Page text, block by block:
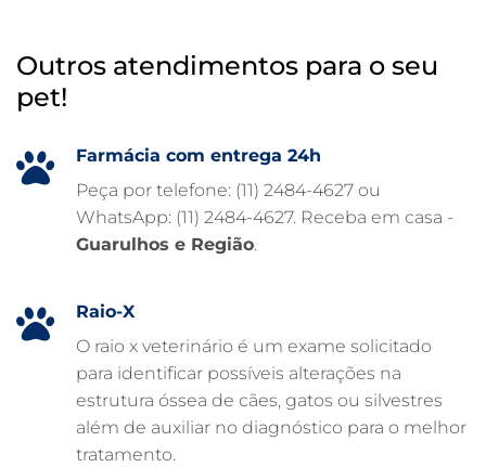
HOSPITAL VETERINÁRIO 24 HORAS
HOSPITAL VETERINÁRIO
FISIOTERAPIA VETERINÁRIA
FARMÁCIA VETERINÁRIA 24H
EMERGÊNCIA VETERINÁRIA
EMERGÊNCIA PARA PETS
CUIDADOS INTENSIVOS EM ANIMAIS
Outros atendimentos para o seu
pet!
Farmácia com entrega 24h
Peça por telefone: (11) 2484-4627 ou
WhatsApp: (11) 2484-4627. Receba em casa -
Guarulhos e Região.
Raio-X
O raio x veterinário é um exame solicitado
para identificar possíveis alterações na
estrutura óssea de cães, gatos ou silvestres
além de auxiliar no diagnóstico para o melhor
tratamento.